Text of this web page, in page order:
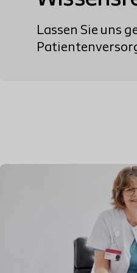
Lassen Sie uns